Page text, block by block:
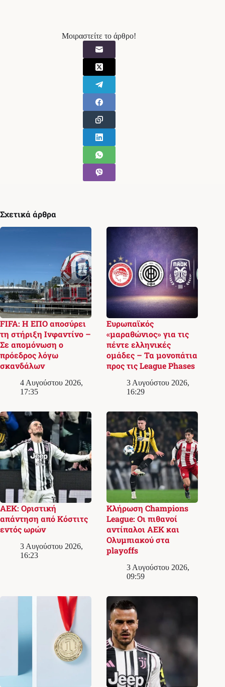
Μοιραστείτε το άρθρο!
Σχετικά άρθρα
FIFA: Η ΕΠΟ αποσύρει
τη στήριξη Ινφαντίνο –
Σε απομόνωση ο
πρόεδρος λόγω
σκανδάλων
4 Αυγούστου 2026,
17:35
Ευρωπαϊκός
«μαραθώνιος» για τις
πέντε ελληνικές
ομάδες – Τα μονοπάτια
προς τις League Phases
3 Αυγούστου 2026,
16:29
ΑΕΚ: Οριστική
απάντηση από Κόστιτς
εντός ωρών
3 Αυγούστου 2026,
16:23
Κλήρωση Champions
League: Οι πιθανοί
αντίπαλοι ΑΕΚ και
Ολυμπιακού στα
playoffs
3 Αυγούστου 2026,
09:59